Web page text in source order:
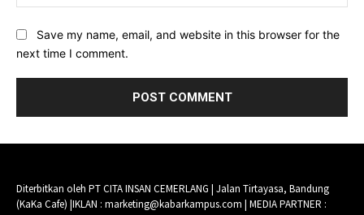
Save my name, email, and website in this browser for the
next time I comment.
Diterbitkan oleh PT CITA INSAN CEMERLANG | Jalan Tirtayasa, Bandung
(KaKa Cafe) |IKLAN : marketing@kabarkampus.com | MEDIA PARTNER :